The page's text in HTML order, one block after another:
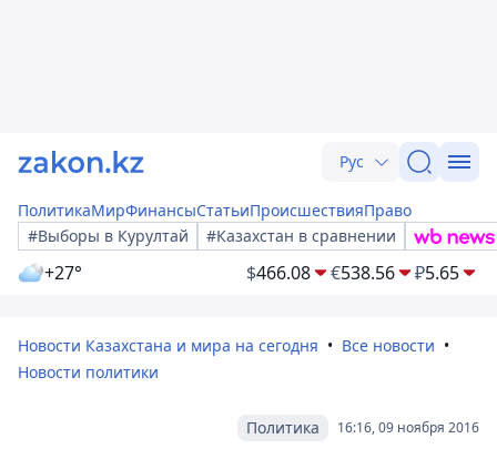
Рус
ПолитикаМирФинансыСтатьиПроисшествияПраво
#Выборы в Курултай
#Казахстан в сравнении
+27° $466.08 €538.56 ₽5.65
Новости Казахстана и мира на сегодня
Все новости
Новости политики
16:16, 09 ноября 2016
Политика